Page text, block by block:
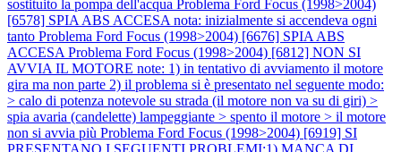
sostituito la pompa dell'acqua Problema Ford Focus (1998>2004)
[6578] SPIA ABS ACCESA nota: inizialmente si accendeva ogni
tanto Problema Ford Focus (1998>2004) [6676] SPIA ABS
ACCESA Problema Ford Focus (1998>2004) [6812] NON SI
AVVIA IL MOTORE note: 1) in tentativo di avviamento il motore
gira ma non parte 2) il problema si è presentato nel seguente modo:
> calo di potenza notevole su strada (il motore non va su di giri) >
spia avaria (candelette) lampeggiante > spento il motore > il motore
non si avvia più Problema Ford Focus (1998>2004) [6919] SI
PRESENTANO I SEGUENTI PROBLEMI:1) MANCA DI